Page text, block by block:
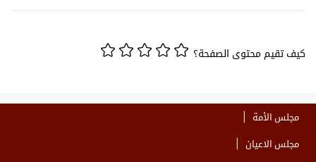
كيف تقيم محتوى الصفحة؟
مجلس الأمة
مجلس الاعيان